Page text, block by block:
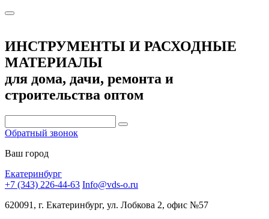
ИНСТРУМЕНТЫ И РАСХОДНЫЕ
МАТЕРИАЛЫ
для дома, дачи, ремонта и
строительства оптом
Обратный звонок
Ваш город
Екатеринбург
+7 (343) 226-44-63 Info@vds-o.ru
620091, г. Екатеринбург, ул. Лобкова 2, офис №57